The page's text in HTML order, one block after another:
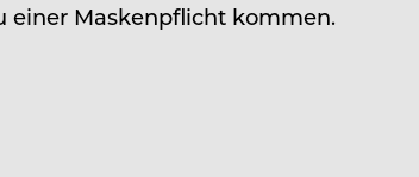
einer Maskenpflicht kommen.